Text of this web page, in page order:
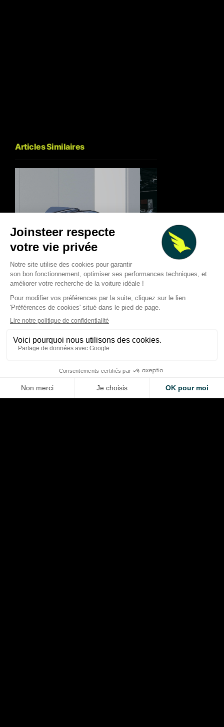
LA VOITURE DE VOS RÊVES
Articles Similaires
🏁 Red Bull RB17 : à quoi
s’attendre lors du lancement
de l’hypercar taillée pour la
piste
May 19, 2026
🚗 Bugatti FKP
exemplaire unique
20 ans de la
garde-temps à
Alexis Berthoud